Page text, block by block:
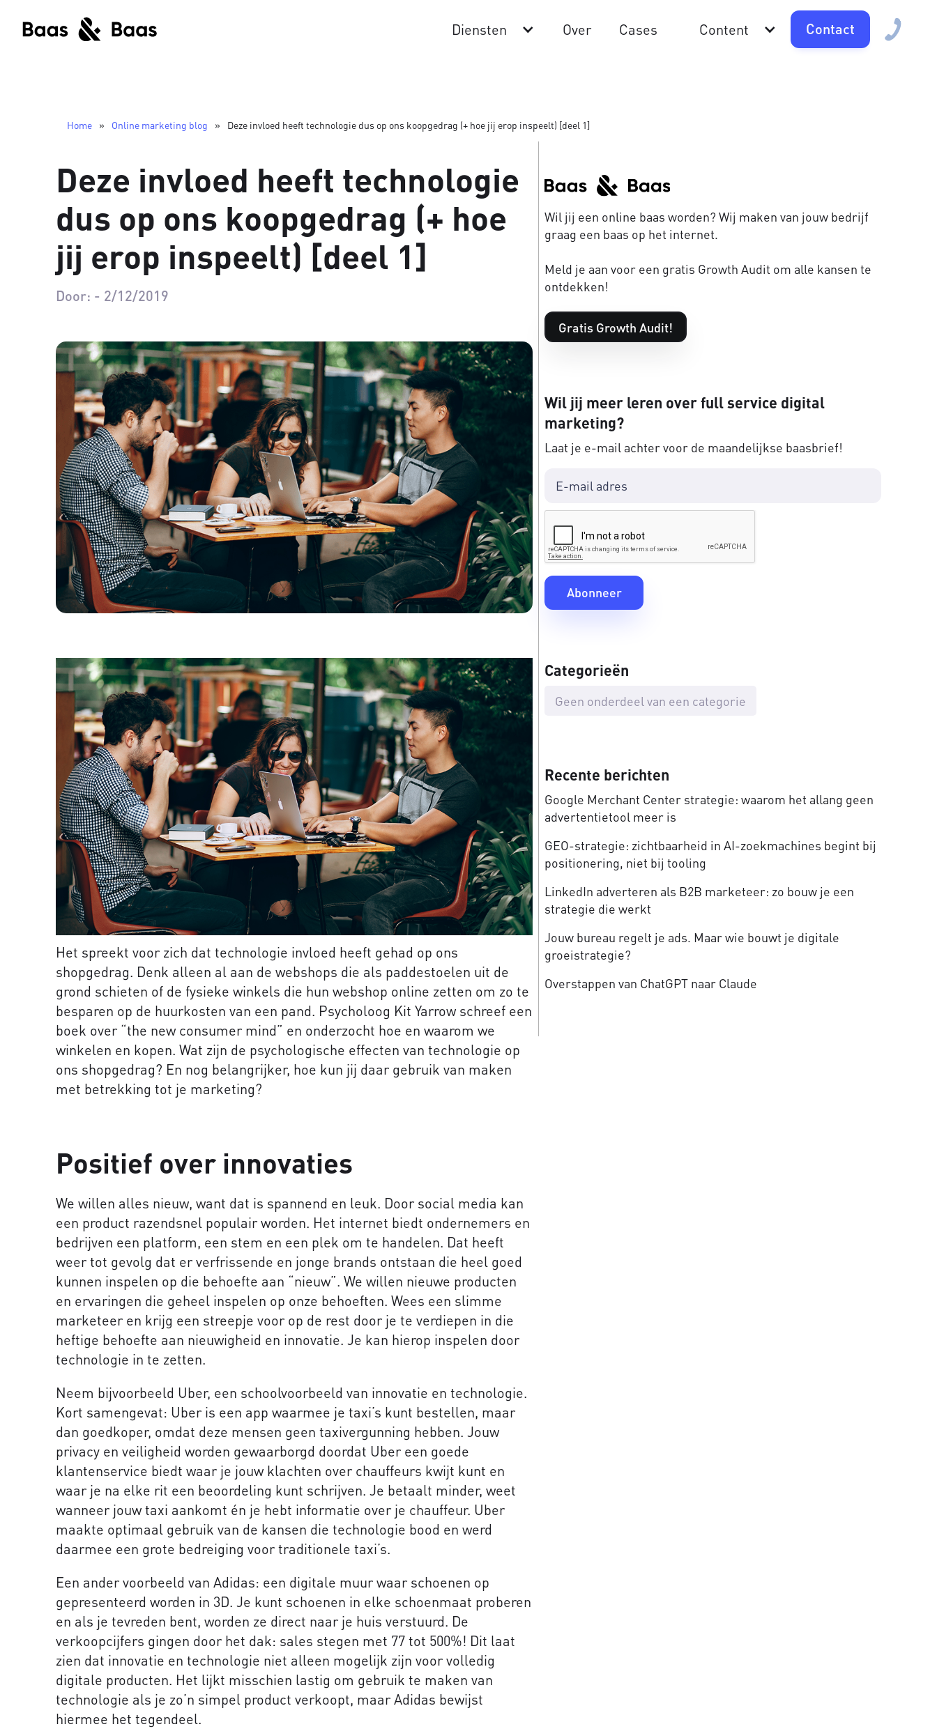
Diensten Over Cases Content Contact
Home » Online marketing blog » Deze invloed heeft technologie dus op ons koopgedrag (+ hoe jij erop inspeelt) [deel 1]
Deze invloed heeft technologie
dus op ons koopgedrag (+ hoe
jij erop inspeelt) [deel 1]
Door: - 2/12/2019
Het spreekt voor zich dat technologie invloed heeft gehad op ons
shopgedrag. Denk alleen al aan de webshops die als paddestoelen uit de
grond schieten of de fysieke winkels die hun webshop online zetten om zo te
besparen op de huurkosten van een pand. Psycholoog Kit Yarrow schreef een
boek over “the new consumer mind” en onderzocht hoe en waarom we
winkelen en kopen. Wat zijn de psychologische effecten van technologie op
ons shopgedrag? En nog belangrijker, hoe kun jij daar gebruik van maken
met betrekking tot je marketing?
Positief over innovaties
We willen alles nieuw, want dat is spannend en leuk. Door social media kan
een product razendsnel populair worden. Het internet biedt ondernemers en
bedrijven een platform, een stem en een plek om te handelen. Dat heeft
weer tot gevolg dat er verfrissende en jonge brands ontstaan die heel goed
kunnen inspelen op die behoefte aan “nieuw”. We willen nieuwe producten
en ervaringen die geheel inspelen op onze behoeften. Wees een slimme
marketeer en krijg een streepje voor op de rest door je te verdiepen in die
heftige behoefte aan nieuwigheid en innovatie. Je kan hierop inspelen door
technologie in te zetten.
Neem bijvoorbeeld Uber, een schoolvoorbeeld van innovatie en technologie.
Kort samengevat: Uber is een app waarmee je taxi’s kunt bestellen, maar
dan goedkoper, omdat deze mensen geen taxivergunning hebben. Jouw
privacy en veiligheid worden gewaarborgd doordat Uber een goede
klantenservice biedt waar je jouw klachten over chauffeurs kwijt kunt en
waar je na elke rit een beoordeling kunt schrijven. Je betaalt minder, weet
wanneer jouw taxi aankomt én je hebt informatie over je chauffeur. Uber
maakte optimaal gebruik van de kansen die technologie bood en werd
daarmee een grote bedreiging voor traditionele taxi’s.
Een ander voorbeeld van Adidas: een digitale muur waar schoenen op
gepresenteerd worden in 3D. Je kunt schoenen in elke schoenmaat proberen
en als je tevreden bent, worden ze direct naar je huis verstuurd. De
verkoopcijfers gingen door het dak: sales stegen met 77 tot 500%! Dit laat
zien dat innovatie en technologie niet alleen mogelijk zijn voor volledig
digitale producten. Het lijkt misschien lastig om gebruik te maken van
technologie als je zo’n simpel product verkoopt, maar Adidas bewijst
hiermee het tegendeel.
Wil jij een online baas worden? Wij maken van jouw bedrijf
graag een baas op het internet.
Meld je aan voor een gratis Growth Audit om alle kansen te
ontdekken!
Gratis Growth Audit!
Wil jij meer leren over full service digital
marketing?
Laat je e-mail achter voor de maandelijkse baasbrief!
Categorieën
Geen onderdeel van een categorie
Recente berichten
Google Merchant Center strategie: waarom het allang geen
advertentietool meer is
GEO-strategie: zichtbaarheid in AI-zoekmachines begint bij
positionering, niet bij tooling
LinkedIn adverteren als B2B marketeer: zo bouw je een
strategie die werkt
Jouw bureau regelt je ads. Maar wie bouwt je digitale
groeistrategie?
Overstappen van ChatGPT naar Claude